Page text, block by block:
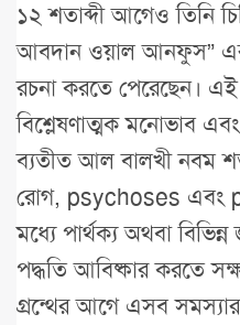
১২ শতাব্দী আগেও তিনি
আবদান ওয়াল আনফুস”
রচনা করতে পেরেছেন। এই
বিশ্লেষণাত্মক মনোভাব
ব্যতীত আল বালখী নবম
রোগ, psychoses এবং
মধ্যে পার্থক্য অথবা
পদ্ধতি আবিষ্কার করতে
গ্রন্থের আগে এসব সমস্যার